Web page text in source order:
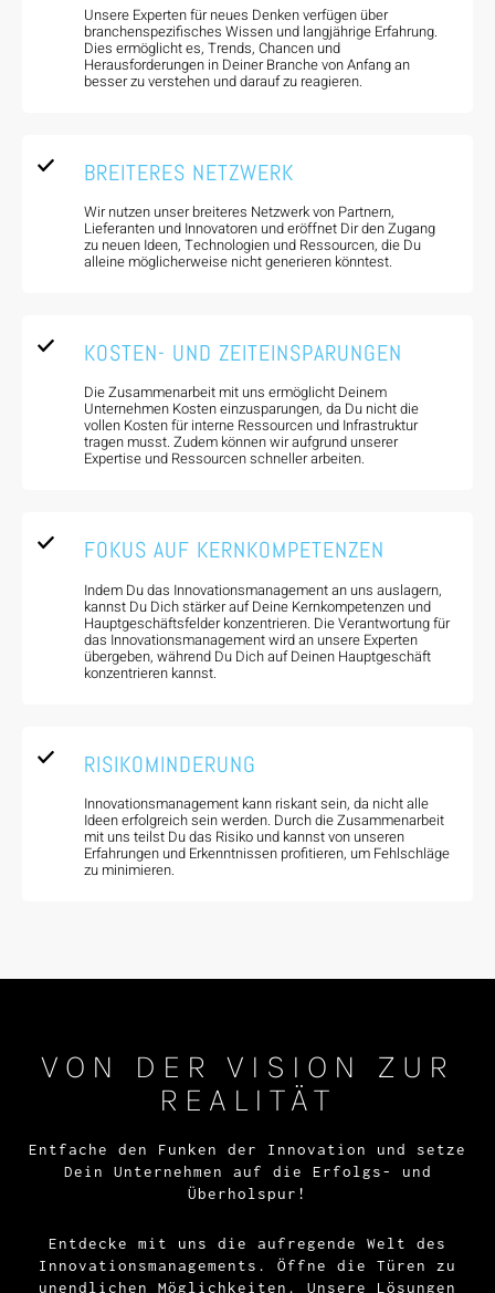
Unsere Experten für neues Denken verfügen über
branchenspezifisches Wissen und langjährige Erfahrung.
Dies ermöglicht es, Trends, Chancen und
Herausforderungen in Deiner Branche von Anfang an
besser zu verstehen und darauf zu reagieren.
BREITERES NETZWERK
Wir nutzen unser breiteres Netzwerk von Partnern,
Lieferanten und Innovatoren und eröffnet Dir den Zugang
zu neuen Ideen, Technologien und Ressourcen, die Du
alleine möglicherweise nicht generieren könntest.
KOSTEN- UND ZEITEINSPARUNGEN
Die Zusammenarbeit mit uns ermöglicht Deinem
Unternehmen Kosten einzusparungen, da Du nicht die
vollen Kosten für interne Ressourcen und Infrastruktur
tragen musst. Zudem können wir aufgrund unserer
Expertise und Ressourcen schneller arbeiten.
FOKUS AUF KERNKOMPETENZEN
Indem Du das Innovationsmanagement an uns auslagern,
kannst Du Dich stärker auf Deine Kernkompetenzen und
Hauptgeschäftsfelder konzentrieren. Die Verantwortung für
das Innovationsmanagement wird an unsere Experten
übergeben, während Du Dich auf Deinen Hauptgeschäft
konzentrieren kannst.
RISIKOMINDERUNG
Innovationsmanagement kann riskant sein, da nicht alle
Ideen erfolgreich sein werden. Durch die Zusammenarbeit
mit uns teilst Du das Risiko und kannst von unseren
Erfahrungen und Erkenntnissen profitieren, um Fehlschläge
zu minimieren.
VON DER VISION ZUR
REALITÄT
Entfache den Funken der Innovation und setze
Dein Unternehmen auf die Erfolgs- und
Überholspur!
Entdecke mit uns die aufregende Welt des
Innovationsmanagements. Öffne die Türen zu
unendlichen Möglichkeiten. Unsere Lösungen